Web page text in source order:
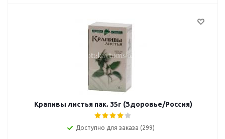
Крапивы листья пак. 35г (Здоровье/Россия)
Доступно для заказа (299)